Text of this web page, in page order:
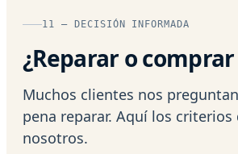
11 — DECISIÓN INFORMADA
¿Reparar o
Muchos clientes nos
pena reparar. Aquí los criterios
nosotros.